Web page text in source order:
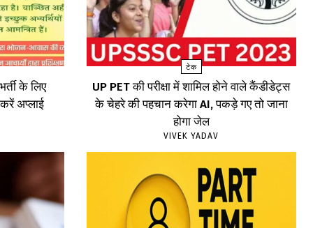
के लिए
अप्लाई
टेक
UP PET की परीक्षा में शामिल होने वाले कैंडीडेट्स
के चेहरे की पहचान करेगा AI, पकड़े गए तो जाना
होगा जेल
VIVEK YADAV